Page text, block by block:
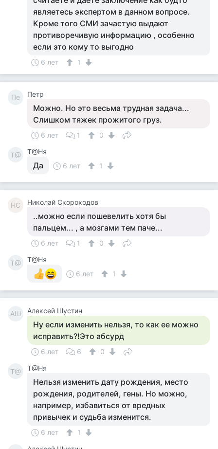
являетесь экспертом в данном вопросе.
Кроме того СМИ зачастую выдают
противоречивую информацию , особенно
если это кому то выгодно
6 лет 1
Пе Петр
Можно. Но это весьма трудная задача...
Слишком тяжек прожитого груз.
6 лет 1 0
Т@ Т@Ня
Да 6 лет 1
НС Николай Скороходов
..можно если пошевелить хотя бы
пальцем... , а мозгами тем паче...
6 лет 1 0
Т@
Т@Ня
6 лет
1
АШ Алексей Шустин
Ну если изменить нельзя, то как ее можно
исправить?!Это абсурд
6 лет 6 0
Т@ Т@Ня
Нельзя изменить дату рождения, место
рождения, родителей, гены. Но можно,
например, избавиться от вредных
привычек и судьба изменится.
6 лет 1